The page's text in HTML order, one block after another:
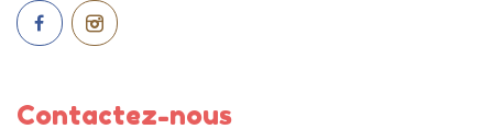
Contactez-nous